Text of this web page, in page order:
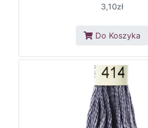
3,10zł
Do Koszyka